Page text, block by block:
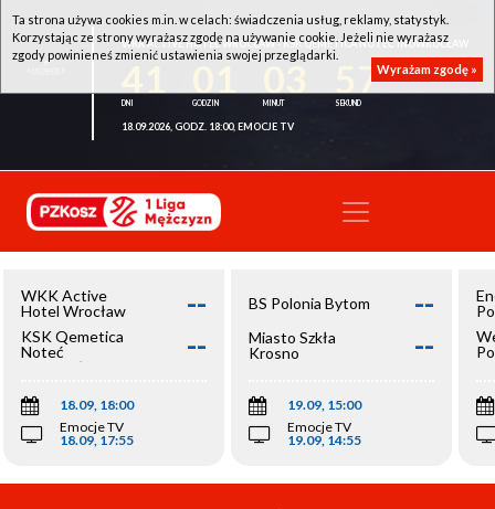
WKK ACTIVE HOTEL WROCŁAW - KSK QEMETICA NOTEĆ INOWROCŁAW
57
18.09.2026, GODZ. 18:00, EMOCJE TV
WKK Active
Hotel Wrocław
--
KSK Qemetica
Noteć
Inowrocław
--
18.09, 18:00
Emocje TV
18.09, 17:55
BS Polonia Bytom --
Miasto Szkła
Krosno
--
19.09, 15:00
Emocje TV
19.09, 14:55
Ta strona używa cookies m.in. w celach: świadczenia usług, reklamy, statystyk.
Korzystając ze strony wyrażasz zgodę na używanie cookie. Jeżeli nie wyrażasz
zgody powinieneś zmienić ustawienia swojej przeglądarki.
Wyrażam zgodę »